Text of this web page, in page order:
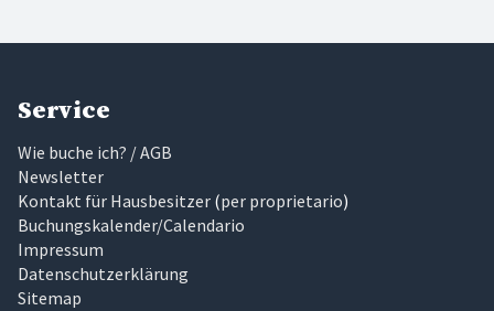
Service
Wie buche ich? / AGB
Newsletter
Kontakt für Hausbesitzer (per proprietario)
Buchungskalender/Calendario
Impressum
Datenschutzerklärung
Sitemap